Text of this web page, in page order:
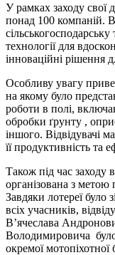
У рамках заходу свої
понад 100 компаній.
технології для
інноваційні рішення
Особливу увагу
на якому було
роботи в полі,
обробки ґрунту ,
іншого. Відвідувачі
її продуктивність та
Також під час заходу
організована з
Завдяки лотереї
всіх учасників,
В’ячеслава
Володимировича
окремої